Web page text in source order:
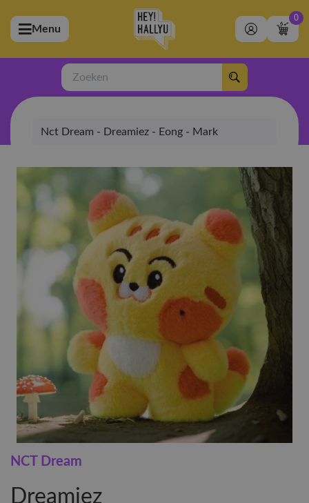
(Artiesten)
(Merchandise)
(Exclusive)
(Winkel)
Menu
0
Zoeken
Nct Dream - Dreamiez - Eong - Mark
NCT Dream
Dreamiez